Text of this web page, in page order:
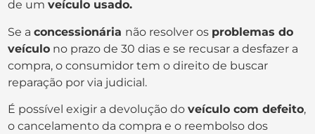
de umveículo usado.
Se aconcessionária não resolver os problemas do
veículo no prazo de 30 dias e se recusar a desfazer a
compra, o consumidor tem o direito de buscar
reparação por via judicial.
É possível exigir a devolução doveículo com defeito,
o cancelamento da compra e o reembolso dos